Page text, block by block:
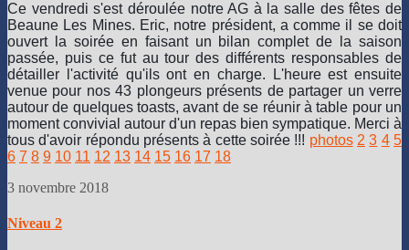
Ce vendredi s'est déroulée notre AG à la salle des fêtes de
Beaune Les Mines. Eric, notre président, a comme il se doit
ouvert la soirée en faisant un bilan complet de la saison
passée, puis ce fut au tour des différents responsables de
détailler l'activité qu'ils ont en charge. L'heure est ensuite
venue pour nos 43 plongeurs présents de partager un verre
autour de quelques toasts, avant de se réunir à table pour un
moment convivial autour d'un repas bien sympatique. Merci à
tous d'avoir répondu présents à cette soirée !!! photos 2 3 4 5
6 7 8 9 10 11 12 13 14 15 16 17 18
3 novembre 2018
Niveau 2